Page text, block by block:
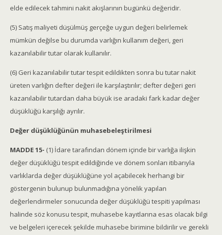
elde edilecek tahmini nakit akışlarının bugünkü değeridir.
(5) Satış maliyeti düşülmüş gerçeğe uygun değeri belirlemek
mümkün değilse bu durumda varlığın kullanım değeri, geri
kazanılabilir tutar olarak kullanılır.
(6) Geri kazanılabilir tutar tespit edildikten sonra bu tutar nakit
üreten varlığın defter değeri ile karşılaştırılır; defter değeri geri
kazanılabilir tutardan daha büyük ise aradaki fark kadar değer
düşüklüğü karşılığı ayrılır.
Değer düşüklüğünün muhasebeleştirilmesi
MADDE 15- (1) İdare tarafından dönem içinde bir varlığa ilişkin
değer düşüklüğü tespit edildiğinde ve dönem sonları itibarıyla
varlıklarda değer düşüklüğüne yol açabilecek herhangi bir
göstergenin bulunup bulunmadığına yönelik yapılan
değerlendirmeler sonucunda değer düşüklüğü tespiti yapılması
halinde söz konusu tespit, muhasebe kayıtlarına esas olacak bilgi
ve belgeleri içerecek şekilde muhasebe birimine bildirilir ve gerekli